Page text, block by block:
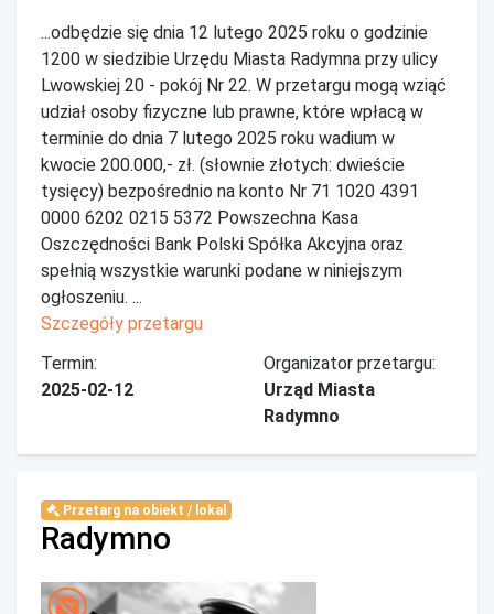
...odbędzie się dnia 12 lutego 2025 roku o godzinie
1200 w siedzibie Urzędu Miasta Radymna przy ulicy
Lwowskiej 20 - pokój Nr 22. W przetargu mogą wziąć
udział osoby fizyczne lub prawne, które wpłacą w
terminie do dnia 7 lutego 2025 roku wadium w
kwocie 200.000,- zł. (słownie złotych: dwieście
tysięcy) bezpośrednio na konto Nr 71 1020 4391
0000 6202 0215 5372 Powszechna Kasa
Oszczędności Bank Polski Spółka Akcyjna oraz
spełnią wszystkie warunki podane w niniejszym
ogłoszeniu. ...
Szczegóły przetargu
Termin:
2025-02-12
Organizator przetargu:
Urząd Miasta
Radymno
Przetarg na obiekt / lokal
Radymno